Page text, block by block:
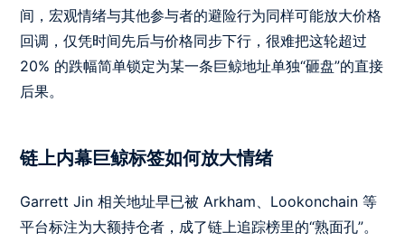
间，宏观情绪与其他参与者的避险行为同样可能放大价格
回调，仅凭时间先后与价格同步下行，很难把这轮超过
20% 的跌幅简单锁定为某一条巨鲸地址单独“砸盘”的直接
后果。
链上内幕巨鲸标签如何放大情绪
Garrett Jin 相关地址早已被 Arkham、Lookonchain 等
平台标注为大额持仓者，成了链上追踪榜里的“熟面孔”。